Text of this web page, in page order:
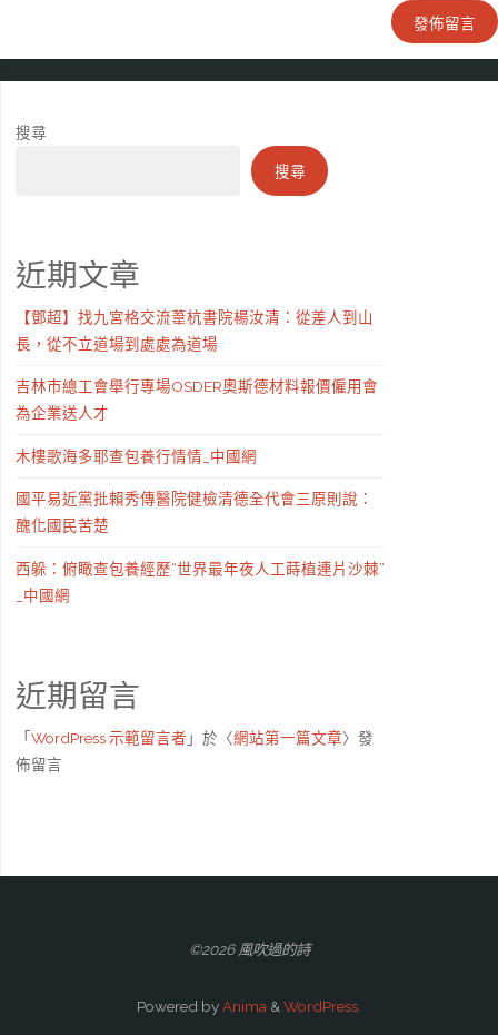
搜尋
搜尋
近期文章
【鄧超】找九宮格交流葦杭書院楊汝清：從差人到山
長，從不立道場到處處為道場
吉林市總工會舉行專場OSDER奧斯德材料報價僱用會
為企業送人才
木樓歌海多耶查包養行情情_中國網
國平易近黨批賴秀傳醫院健檢清德全代會三原則說：
醜化國民苦楚
西躲：俯瞰查包養經歷“世界最年夜人工蒔植連片沙棘”
_中國網
近期留言
「WordPress 示範留言者 」於〈網站第一篇文章〉發
佈留言
©2026 風吹過的詩
Powered byAnima & WordPress.